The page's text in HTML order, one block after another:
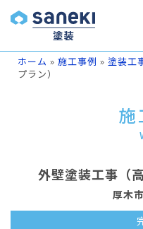
ホーム » 施工事例 » 塗装工
プラン）
施
外壁塗装工事（
厚木